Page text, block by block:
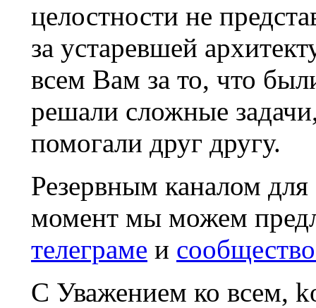
целостности не
за устаревшей
всем Вам за то, что
решали сложные
помогали друг другу.
Резервным каналом
момент мы можем
телеграме и
С Уважением ко всем,